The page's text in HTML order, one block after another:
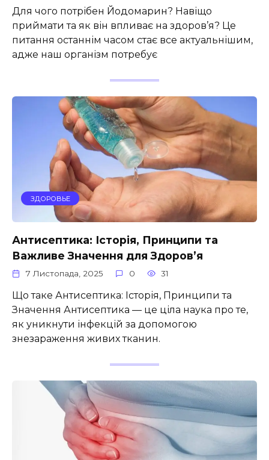
Для чого потрібен Йодомарин? Навіщо
приймати та як він впливає на здоров’я? Це
питання останнім часом стає все актуальнішим,
адже наш організм потребує
ЗДОРОВЬЕ
Антисептика: Історія, Принципи та
Важливе Значення для Здоров’я
7 Листопада, 2025 0 31
Що таке Антисептика: Історія, Принципи та
Значення Антисептика — це ціла наука про те,
як уникнути інфекцій за допомогою
знезараження живих тканин.